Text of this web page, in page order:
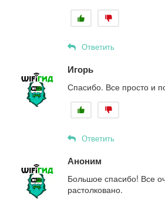
Ответить
Игорь
Спасибо. Все просто и
Ответить
Аноним
Большое спасибо! Все
растолковано.